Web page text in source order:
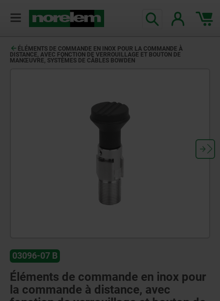
ÉLÉMENTS DE COMMANDE EN INOX POUR LA COMMANDE À
DISTANCE, AVEC FONCTION DE VERROUILLAGE ET BOUTON DE
MANŒUVRE, SYSTÈMES DE CÂBLES BOWDEN
03096-07 B
Éléments de commande en inox pour
la commande à distance, avec